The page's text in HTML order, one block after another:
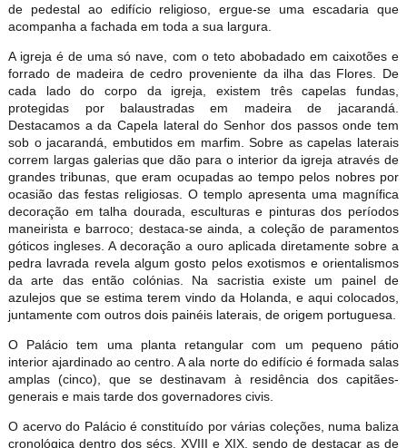
de pedestal ao edifício religioso, ergue-se uma escadaria que
acompanha a fachada em toda a sua largura.
A igreja é de uma só nave, com o teto abobadado em caixotões e
forrado de madeira de cedro proveniente da ilha das Flores. De
cada lado do corpo da igreja, existem três capelas fundas,
protegidas por balaustradas em madeira de jacarandá.
Destacamos a da Capela lateral do Senhor dos passos onde tem
sob o jacarandá, embutidos em marfim. Sobre as capelas laterais
correm largas galerias que dão para o interior da igreja através de
grandes tribunas, que eram ocupadas ao tempo pelos nobres por
ocasião das festas religiosas. O templo apresenta uma magnífica
decoração em talha dourada, esculturas e pinturas dos períodos
maneirista e barroco; destaca-se ainda, a coleção de paramentos
góticos ingleses. A decoração a ouro aplicada diretamente sobre a
pedra lavrada revela algum gosto pelos exotismos e orientalismos
da arte das então colónias. Na sacristia existe um painel de
azulejos que se estima terem vindo da Holanda, e aqui colocados,
juntamente com outros dois painéis laterais, de origem portuguesa.
O Palácio tem uma planta retangular com um pequeno pátio
interior ajardinado ao centro. A ala norte do edifício é formada salas
amplas (cinco), que se destinavam à residência dos capitães-
generais e mais tarde dos governadores civis.
O acervo do Palácio é constituído por várias coleções, numa baliza
cronológica dentro dos sécs. XVIII e XIX, sendo de destacar as de